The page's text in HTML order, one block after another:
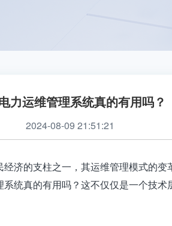
力运维管理系统真的有用吗？
2024-08-09 21:51:21
济的支柱之一，其运维管理模式的
统真的有用吗？这不仅仅是一个技